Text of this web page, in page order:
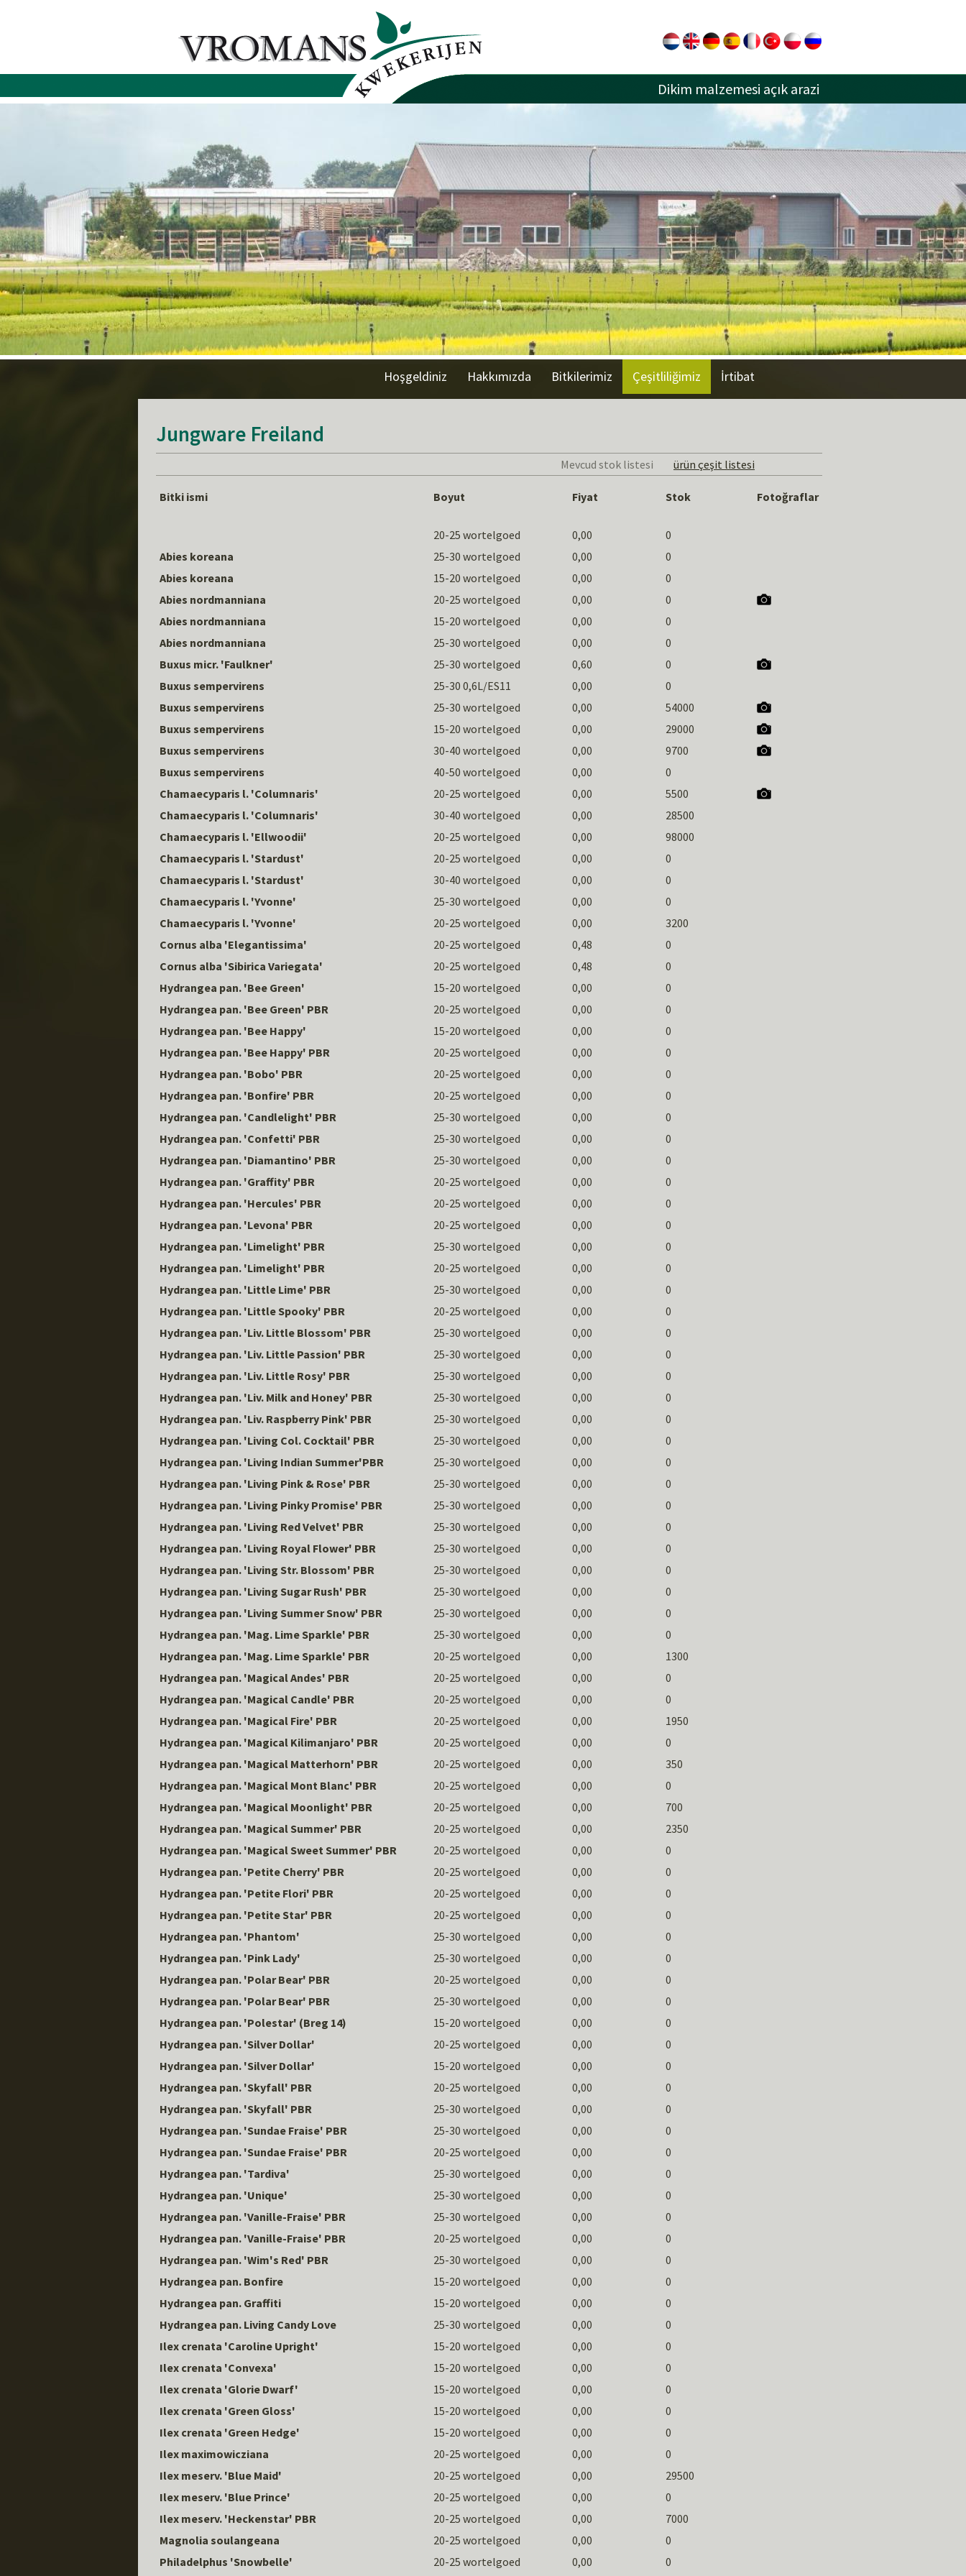
Dikim malzemesi açık arazi
Hoşgeldiniz Hakkımızda Bitkilerimiz Çeşitliliğimiz İrtibat
Jungware Freiland
Mevcud stok listesi ürün çeşit listesi
Bitki ismi Boyut Fiyat Stok Fotoğraflar
20-25 wortelgoed 0,00
0
Abies koreana
25-30 wortelgoed 0,00
0
Abies koreana
15-20 wortelgoed 0,00
0
Abies nordmanniana
20-25 wortelgoed 0,00
0
Abies nordmanniana
15-20 wortelgoed 0,00
0
Abies nordmanniana
25-30 wortelgoed 0,00
0
Buxus micr. 'Faulkner'
25-30 wortelgoed 0,60
0
Buxus sempervirens
25-30 0,6L/ES11 0,00
0
Buxus sempervirens
25-30 wortelgoed 0,00
54000
Buxus sempervirens
15-20 wortelgoed 0,00
29000
Buxus sempervirens
30-40 wortelgoed 0,00
9700
Buxus sempervirens
40-50 wortelgoed 0,00
0
Chamaecyparis l. 'Columnaris'
20-25 wortelgoed 0,00
5500
Chamaecyparis l. 'Columnaris'
30-40 wortelgoed 0,00
28500
Chamaecyparis l. 'Ellwoodii'
20-25 wortelgoed 0,00
98000
Chamaecyparis l. 'Stardust'
20-25 wortelgoed 0,00
0
Chamaecyparis l. 'Stardust'
30-40 wortelgoed 0,00
0
Chamaecyparis l. 'Yvonne'
25-30 wortelgoed 0,00
0
Chamaecyparis l. 'Yvonne'
20-25 wortelgoed 0,00
3200
Cornus alba 'Elegantissima'
20-25 wortelgoed 0,48
0
Cornus alba 'Sibirica Variegata'
20-25 wortelgoed 0,48
0
Hydrangea pan. 'Bee Green'
15-20 wortelgoed 0,00
0
Hydrangea pan. 'Bee Green' PBR
20-25 wortelgoed 0,00
0
Hydrangea pan. 'Bee Happy'
15-20 wortelgoed 0,00
0
Hydrangea pan. 'Bee Happy' PBR
20-25 wortelgoed 0,00
0
Hydrangea pan. 'Bobo' PBR
20-25 wortelgoed 0,00
0
Hydrangea pan. 'Bonfire' PBR
20-25 wortelgoed 0,00
0
Hydrangea pan. 'Candlelight' PBR
25-30 wortelgoed 0,00
0
Hydrangea pan. 'Confetti' PBR
25-30 wortelgoed 0,00
0
Hydrangea pan. 'Diamantino' PBR
25-30 wortelgoed 0,00
0
Hydrangea pan. 'Graffity' PBR
20-25 wortelgoed 0,00
0
Hydrangea pan. 'Hercules' PBR
20-25 wortelgoed 0,00
0
Hydrangea pan. 'Levona' PBR
20-25 wortelgoed 0,00
0
Hydrangea pan. 'Limelight' PBR
25-30 wortelgoed 0,00
0
Hydrangea pan. 'Limelight' PBR
20-25 wortelgoed 0,00
0
Hydrangea pan. 'Little Lime' PBR
25-30 wortelgoed 0,00
0
Hydrangea pan. 'Little Spooky' PBR
20-25 wortelgoed 0,00
0
Hydrangea pan. 'Liv. Little Blossom' PBR
25-30 wortelgoed 0,00
0
Hydrangea pan. 'Liv. Little Passion' PBR
25-30 wortelgoed 0,00
0
Hydrangea pan. 'Liv. Little Rosy' PBR
25-30 wortelgoed 0,00
0
Hydrangea pan. 'Liv. Milk and Honey' PBR
25-30 wortelgoed 0,00
0
Hydrangea pan. 'Liv. Raspberry Pink' PBR
25-30 wortelgoed 0,00
0
Hydrangea pan. 'Living Col. Cocktail' PBR
25-30 wortelgoed 0,00
0
Hydrangea pan. 'Living Indian Summer'PBR
25-30 wortelgoed 0,00
0
Hydrangea pan. 'Living Pink & Rose' PBR
25-30 wortelgoed 0,00
0
Hydrangea pan. 'Living Pinky Promise' PBR
25-30 wortelgoed 0,00
0
Hydrangea pan. 'Living Red Velvet' PBR
25-30 wortelgoed 0,00
0
Hydrangea pan. 'Living Royal Flower' PBR
25-30 wortelgoed 0,00
0
Hydrangea pan. 'Living Str. Blossom' PBR
25-30 wortelgoed 0,00
0
Hydrangea pan. 'Living Sugar Rush' PBR
25-30 wortelgoed 0,00
0
Hydrangea pan. 'Living Summer Snow' PBR
25-30 wortelgoed 0,00
0
Hydrangea pan. 'Mag. Lime Sparkle' PBR
25-30 wortelgoed 0,00
0
Hydrangea pan. 'Mag. Lime Sparkle' PBR
20-25 wortelgoed 0,00
1300
Hydrangea pan. 'Magical Andes' PBR
20-25 wortelgoed 0,00
0
Hydrangea pan. 'Magical Candle' PBR
20-25 wortelgoed 0,00
0
Hydrangea pan. 'Magical Fire' PBR
20-25 wortelgoed 0,00
1950
Hydrangea pan. 'Magical Kilimanjaro' PBR
20-25 wortelgoed 0,00
0
Hydrangea pan. 'Magical Matterhorn' PBR
20-25 wortelgoed 0,00
350
Hydrangea pan. 'Magical Mont Blanc' PBR
20-25 wortelgoed 0,00
0
Hydrangea pan. 'Magical Moonlight' PBR
20-25 wortelgoed 0,00
700
Hydrangea pan. 'Magical Summer' PBR
20-25 wortelgoed 0,00
2350
Hydrangea pan. 'Magical Sweet Summer' PBR
20-25 wortelgoed 0,00
0
Hydrangea pan. 'Petite Cherry' PBR
20-25 wortelgoed 0,00
0
Hydrangea pan. 'Petite Flori' PBR
20-25 wortelgoed 0,00
0
Hydrangea pan. 'Petite Star' PBR
20-25 wortelgoed 0,00
0
Hydrangea pan. 'Phantom'
25-30 wortelgoed 0,00
0
Hydrangea pan. 'Pink Lady'
25-30 wortelgoed 0,00
0
Hydrangea pan. 'Polar Bear' PBR
20-25 wortelgoed 0,00
0
Hydrangea pan. 'Polar Bear' PBR
25-30 wortelgoed 0,00
0
Hydrangea pan. 'Polestar' (Breg 14)
15-20 wortelgoed 0,00
0
Hydrangea pan. 'Silver Dollar'
20-25 wortelgoed 0,00
0
Hydrangea pan. 'Silver Dollar'
15-20 wortelgoed 0,00
0
Hydrangea pan. 'Skyfall' PBR
20-25 wortelgoed 0,00
0
Hydrangea pan. 'Skyfall' PBR
25-30 wortelgoed 0,00
0
Hydrangea pan. 'Sundae Fraise' PBR
25-30 wortelgoed 0,00
0
Hydrangea pan. 'Sundae Fraise' PBR
20-25 wortelgoed 0,00
0
Hydrangea pan. 'Tardiva'
25-30 wortelgoed 0,00
0
Hydrangea pan. 'Unique'
25-30 wortelgoed 0,00
0
Hydrangea pan. 'Vanille-Fraise' PBR
25-30 wortelgoed 0,00
0
Hydrangea pan. 'Vanille-Fraise' PBR
20-25 wortelgoed 0,00
0
Hydrangea pan. 'Wim's Red' PBR
25-30 wortelgoed 0,00
0
Hydrangea pan. Bonfire
15-20 wortelgoed 0,00
0
Hydrangea pan. Graffiti
15-20 wortelgoed 0,00
0
Hydrangea pan. Living Candy Love
25-30 wortelgoed 0,00
0
Ilex crenata 'Caroline Upright'
15-20 wortelgoed 0,00
0
Ilex crenata 'Convexa'
15-20 wortelgoed 0,00
0
Ilex crenata 'Glorie Dwarf'
15-20 wortelgoed 0,00
0
Ilex crenata 'Green Gloss'
15-20 wortelgoed 0,00
0
Ilex crenata 'Green Hedge'
15-20 wortelgoed 0,00
0
Ilex maximowicziana
20-25 wortelgoed 0,00
0
Ilex meserv. 'Blue Maid'
20-25 wortelgoed 0,00
29500
Ilex meserv. 'Blue Prince'
20-25 wortelgoed 0,00
0
Ilex meserv. 'Heckenstar' PBR
20-25 wortelgoed 0,00
7000
Magnolia soulangeana
20-25 wortelgoed 0,00
0
Philadelphus 'Snowbelle'
20-25 wortelgoed 0,00 0